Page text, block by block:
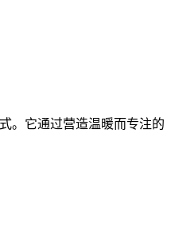
。它通过营造温暖而专注的